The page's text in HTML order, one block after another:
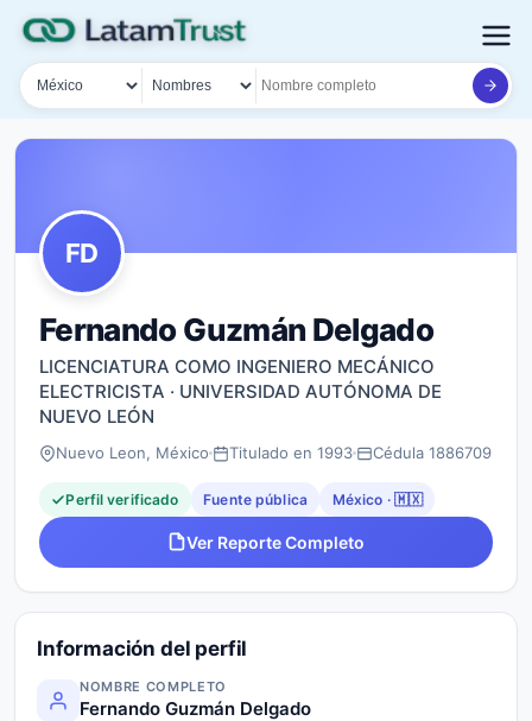
País
Tipo de búsqueda
Nombre o documento
FD
Fernando Guzmán Delgado
LICENCIATURA COMO INGENIERO MECÁNICO
ELECTRICISTA · UNIVERSIDAD AUTÓNOMA DE
NUEVO LEÓN
Nuevo Leon, México Titulado en 1993 Cédula 1886709
Perfil verificado Fuente pública México · 🇲🇽
Ver Reporte Completo
Información del perfil
NOMBRE COMPLETO
Fernando Guzmán Delgado